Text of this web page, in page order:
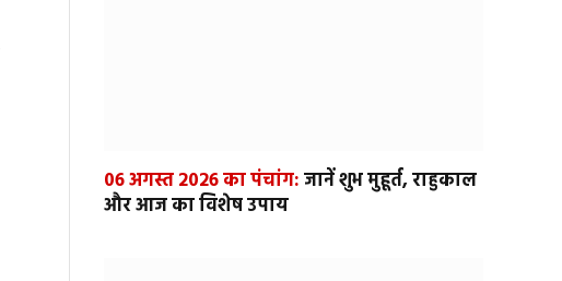
06 अगस्त 2026 का पंचांग:जानें शुभ मुहूर्त, राहुकाल
और आज का विशेष उपाय